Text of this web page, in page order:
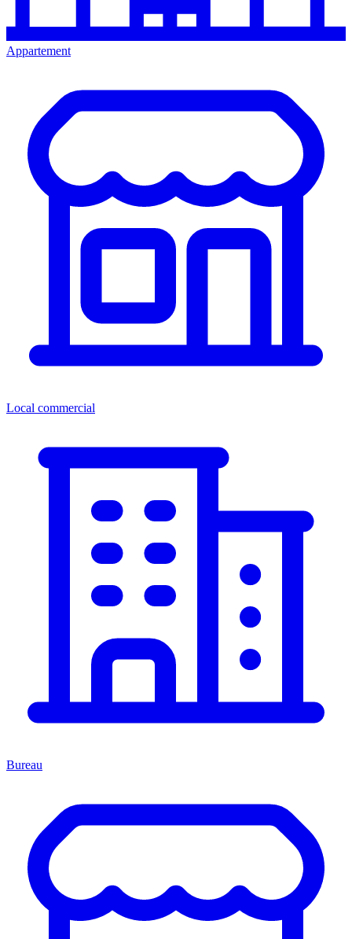
Appartement
Local commercial
Bureau